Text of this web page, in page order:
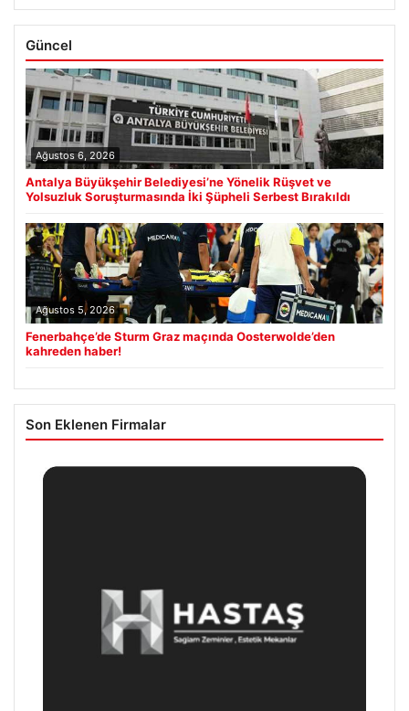
Güncel
Ağustos 6, 2026
Antalya Büyükşehir Belediyesi’ne Yönelik Rüşvet ve
Yolsuzluk Soruşturmasında İki Şüpheli Serbest Bırakıldı
Ağustos 5, 2026
Fenerbahçe’de Sturm Graz maçında Oosterwolde’den
kahreden haber!
Son Eklenen Firmalar